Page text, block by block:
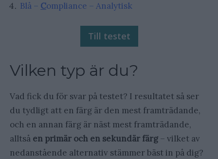
Blå – Compliance – Analytisk
Till testet
Vilken typ är du?
Vad fick du för svar på testet? I resultatet så ser
du tydligt att en färg är den mest framträdande,
och en annan färg är näst mest framträdande,
alltså en primär och en sekundär färg – vilket av
nedanstående alternativ stämmer bäst in på dig?